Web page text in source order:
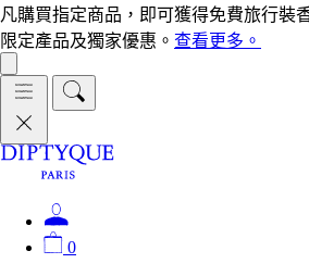
凡購買指定商品，即可獲得免費旅行裝
限定產品及獨家優惠。 查看更多。
0